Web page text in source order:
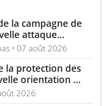
la campagne de
attaque
et
général russe à
• 07 août 2026
la protection des
orientation du
2026